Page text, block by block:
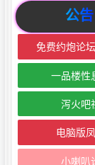
公
免费约炮论
一品楼性
泻火吧
电脑版
小喇叭